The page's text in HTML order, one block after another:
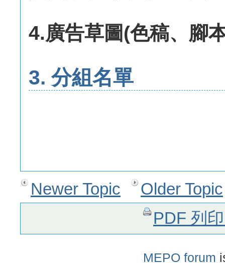
4.廣告草圖(色稿、腳
3. 分組名單
Newer Topic
Older Topic
PDF 列
MEPO forum